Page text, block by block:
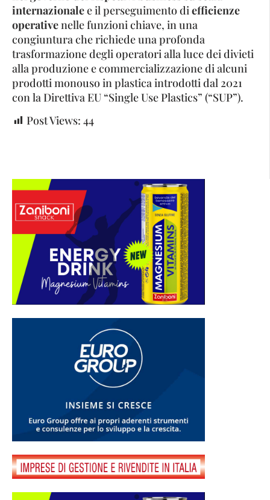
internazionalee il perseguimento di efficienze
operativenelle funzioni chiave, in una
congiuntura che richiede una profonda
trasformazione degli operatori alla luce dei divieti
alla produzione e commercializzazione di alcuni
prodotti monouso in plastica introdotti dal 2021
con la Direttiva EU “Single Use Plastics” (“SUP”).
Post Views: 44